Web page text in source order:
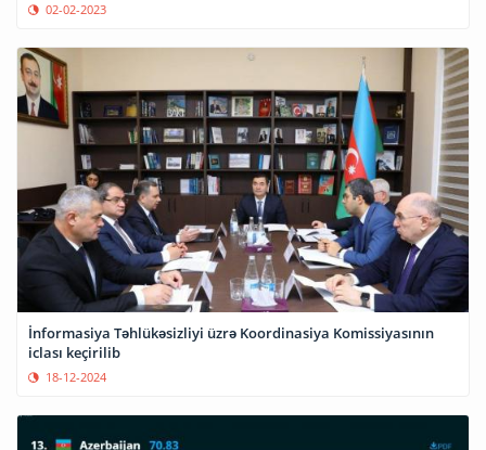
02-02-2023
İnformasiya Təhlükəsizliyi üzrə Koordinasiya Komissiyasının
iclası keçirilib
18-12-2024